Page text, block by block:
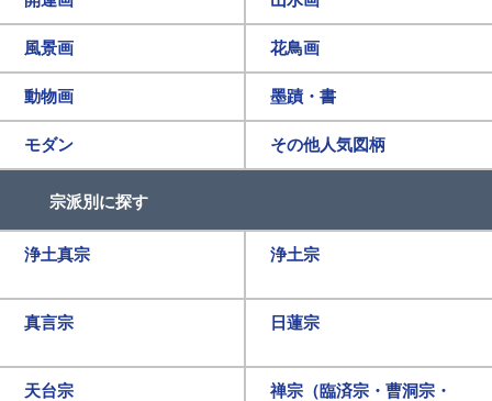
風景画 花鳥画
動物画 墨蹟・書
モダン その他人気図柄
宗派別に探す
浄土真宗 浄土宗
真言宗 日蓮宗
天台宗
禅宗（臨済宗・曹洞宗・